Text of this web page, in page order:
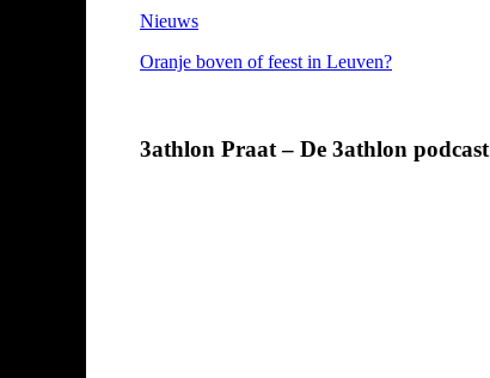
Nieuws
Oranje boven of feest in Leuven?
3athlon Praat – De 3athlon podcast